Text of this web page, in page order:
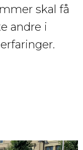
skal få
andre i